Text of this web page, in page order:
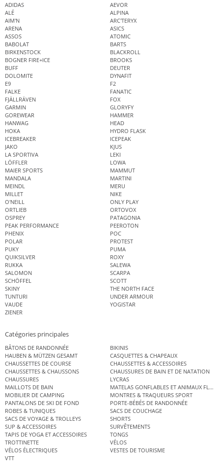
ADIDAS
AEVOR
ALÉ
ALPINA
AIM'N
ARC'TERYX
ARENA
ASICS
ASSOS
ATOMIC
BABOLAT
BARTS
BIRKENSTOCK
BLACKROLL
BOGNER FIRE+ICE
BROOKS
BUFF
DEUTER
DOLOMITE
DYNAFIT
E9
F2
FALKE
FANATIC
FJÄLLRÄVEN
FOX
GARMIN
GLORYFY
GOREWEAR
HAMMER
HANWAG
HEAD
HOKA
HYDRO FLASK
ICEBREAKER
ICEPEAK
JAKO
KJUS
LA SPORTIVA
LEKI
LÖFFLER
LOWA
MAIER SPORTS
MAMMUT
MANDALA
MARTINI
MEINDL
MERU
MILLET
NIKE
O'NEILL
ONLY PLAY
ORTLIEB
ORTOVOX
OSPREY
PATAGONIA
PEAK PERFORMANCE
PEEROTON
PHENIX
POC
POLAR
PROTEST
PUKY
PUMA
QUIKSILVER
ROXY
RUKKA
SALEWA
SALOMON
SCARPA
SCHÖFFEL
SCOTT
SKINY
THE NORTH FACE
TUNTURI
UNDER ARMOUR
VAUDE
YOGISTAR
ZIENER
Catégories principales
BÂTONS DE RANDONNÉE
BIKINIS
HAUBEN & MÜTZEN GESAMT
CASQUETTES & CHAPEAUX
CHAUSSETTES DE COURSE
CHAUSSETTES & ACCESSOIRES
CHAUSSETTES & CHAUSSONS
CHAUSSURES DE BAIN ET DE NATATION
CHAUSSURES
LYCRAS
MAILLOTS DE BAIN
MATELAS GONFLABLES ET ANIMAUX
MOBILIER DE CAMPING
MONTRES & TRAQUEURS SPORT
PANTALONS DE SKI DE FOND
PORTE-BÉBÉS DE RANDONNÉE
ROBES & TUNIQUES
SACS DE COUCHAGE
SACS DE VOYAGE & TROLLEYS
SHORTS
SUP & ACCESSOIRES
SURVÊTEMENTS
TAPIS DE YOGA ET ACCESSOIRES
TONGS
TROTTINETTE
VÉLOS
VÉLOS ÉLECTRIQUES
VESTES DE TOURISME
VTT